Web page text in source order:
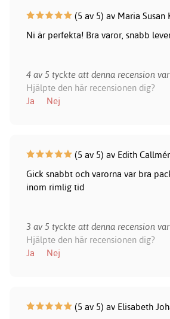
(5 av 5) av Maria Susan
Ni är perfekta! Bra varor, snabb
4 av 5 tyckte att denna recension
Hjälpte den här recensionen dig?
Ja
Nej
(5 av 5) av Edith Callmér
Gick snabbt och varorna var bra
inom rimlig tid
3 av 5 tyckte att denna recension
Hjälpte den här recensionen dig?
Ja
Nej
(5 av 5) av Elisabeth